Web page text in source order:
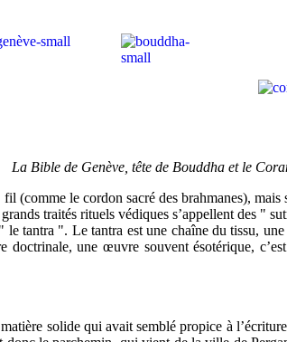
La Bible de Genève, tête de Bouddha et le
(comme le cordon sacré des brahmanes),
traités rituels védiques s’appellent des "
tantra ". Le tantra est une chaîne du tissu,
une œuvre souvent ésotérique,
solide qui avait semblé propice à